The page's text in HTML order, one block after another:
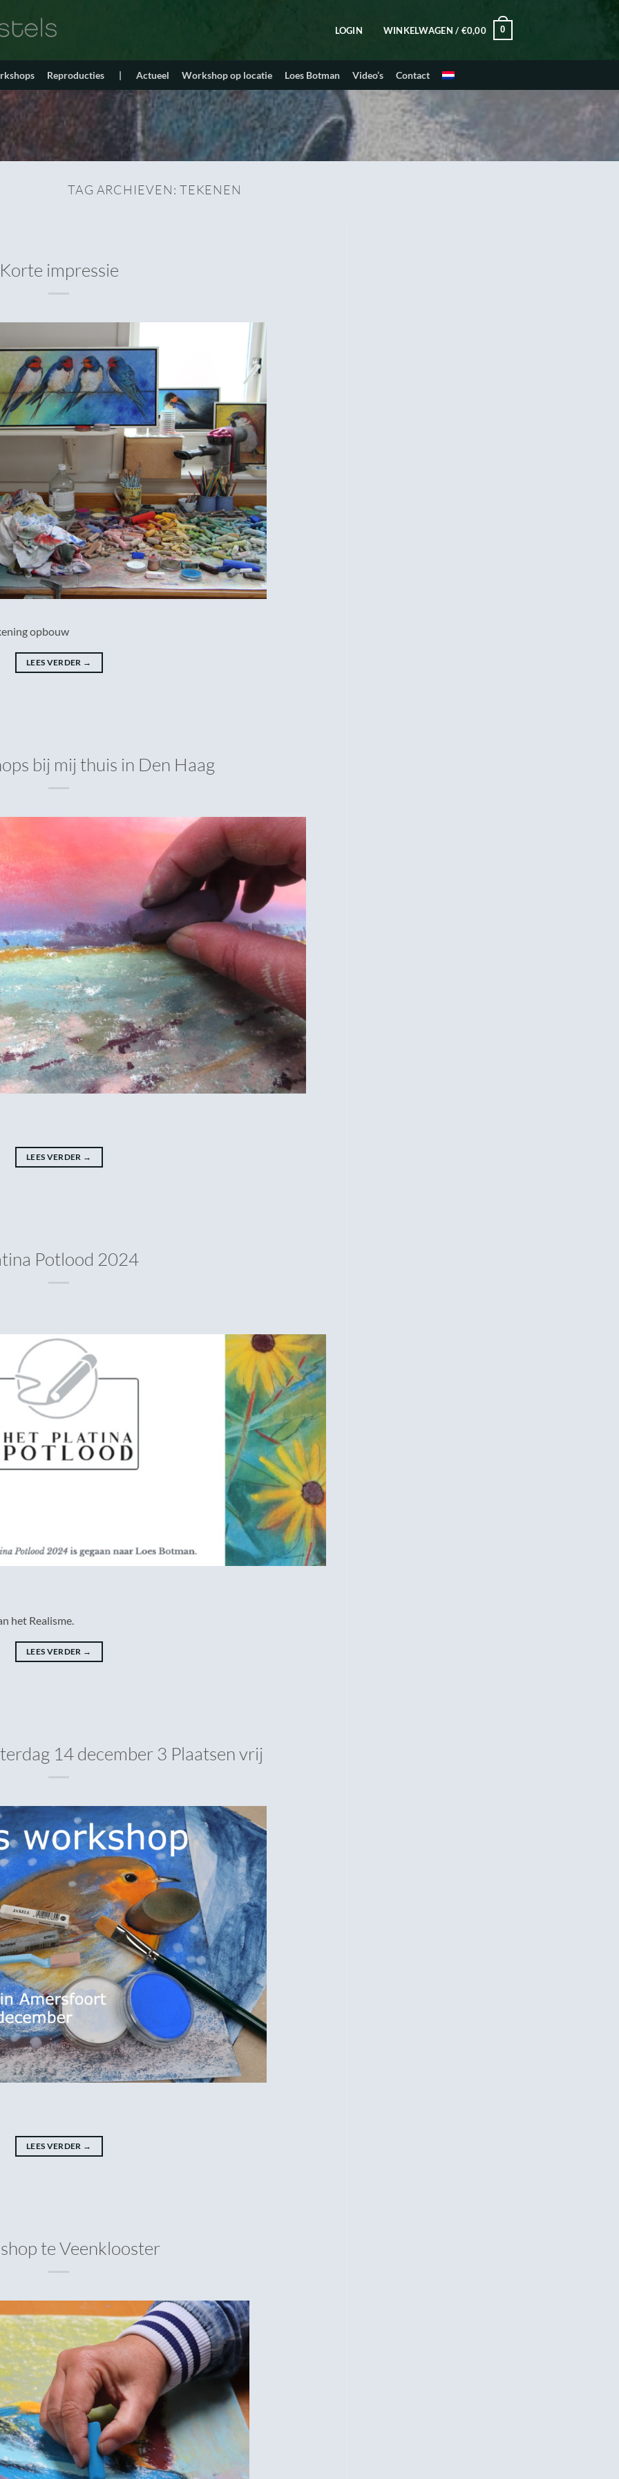
LOGIN WINKELWAGEN / €0,00 0
Reproducties | Actueel Workshop op locatie Loes Botman Video’s Contact
TAG ARCHIEVEN: TEKENEN
impressie
opbouw
LEES VERDER →
bij mij thuis in Den Haag
LEES VERDER →
Potlood 2024
het Realisme.
LEES VERDER →
14 december 3 Plaatsen vrij
LEES VERDER →
te Veenklooster